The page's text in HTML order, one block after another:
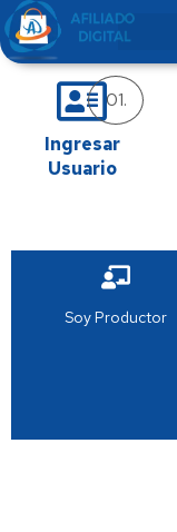
01.
Ingresar
Usuario
Soy Productor